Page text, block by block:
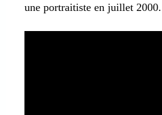
une portraitiste en juillet 2000.